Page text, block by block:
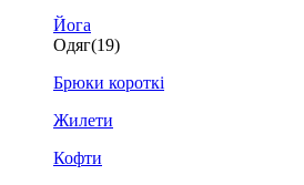
Йога
Одяг(19)
Брюки короткі
Жилети
Кофти